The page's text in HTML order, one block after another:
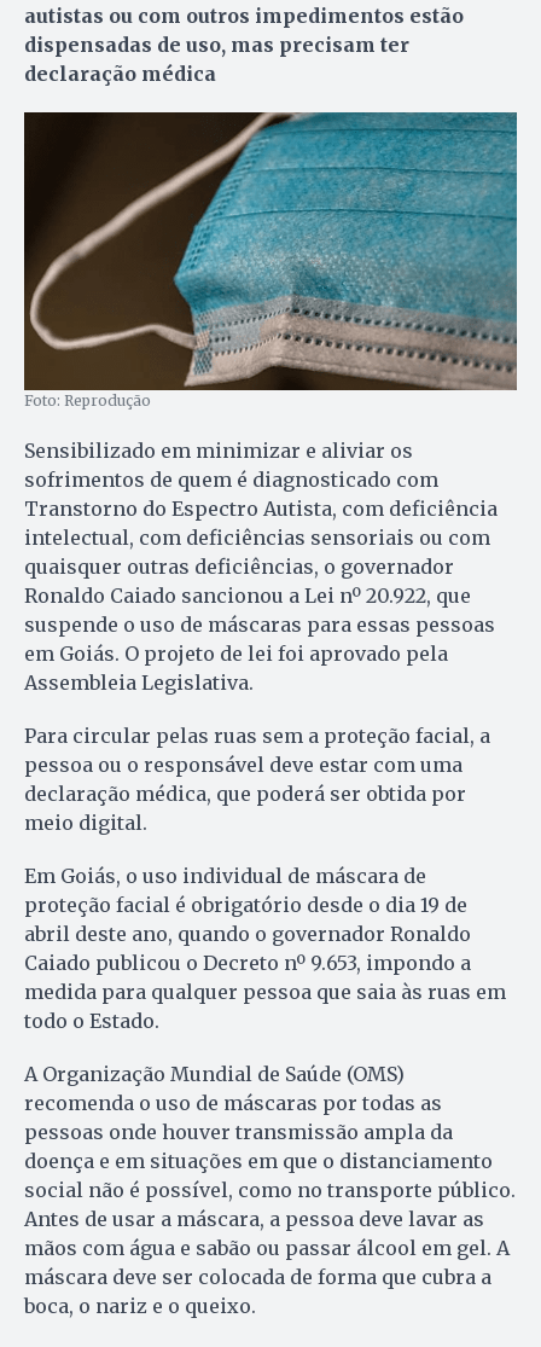
autistas ou com outros impedimentos estão
dispensadas de uso, mas precisam ter
declaração médica
Foto: Reprodução
Sensibilizado em minimizar e aliviar os
sofrimentos de quem é diagnosticado com
Transtorno do Espectro Autista, com deficiência
intelectual, com deficiências sensoriais ou com
quaisquer outras deficiências, o governador
Ronaldo Caiado sancionou a Lei nº 20.922, que
suspende o uso de máscaras para essas pessoas
em Goiás. O projeto de lei foi aprovado pela
Assembleia Legislativa.
Para circular pelas ruas sem a proteção facial, a
pessoa ou o responsável deve estar com uma
declaração médica, que poderá ser obtida por
meio digital.
Em Goiás, o uso individual de máscara de
proteção facial é obrigatório desde o dia 19 de
abril deste ano, quando o governador Ronaldo
Caiado publicou o Decreto nº 9.653, impondo a
medida para qualquer pessoa que saia às ruas em
todo o Estado.
A Organização Mundial de Saúde (OMS)
recomenda o uso de máscaras por todas as
pessoas onde houver transmissão ampla da
doença e em situações em que o distanciamento
social não é possível, como no transporte público.
Antes de usar a máscara, a pessoa deve lavar as
mãos com água e sabão ou passar álcool em gel. A
máscara deve ser colocada de forma que cubra a
boca, o nariz e o queixo.